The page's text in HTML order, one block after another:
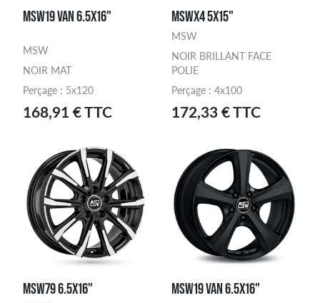
MSW19 VAN 6.5X16"
MSW
NOIR MAT
Perçage : 5x120
168,91 € TTC
MSWX4 5X15"
MSW
NOIR BRILLANT FACE
POLIE
Perçage : 4x100
172,33 € TTC
MSW79 6.5X16" MSW19 VAN 6.5X16"